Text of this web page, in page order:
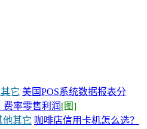
它 美国POS系统数据报表分
率零售利润 [图]
他其它 咖啡店信用卡机怎么选？